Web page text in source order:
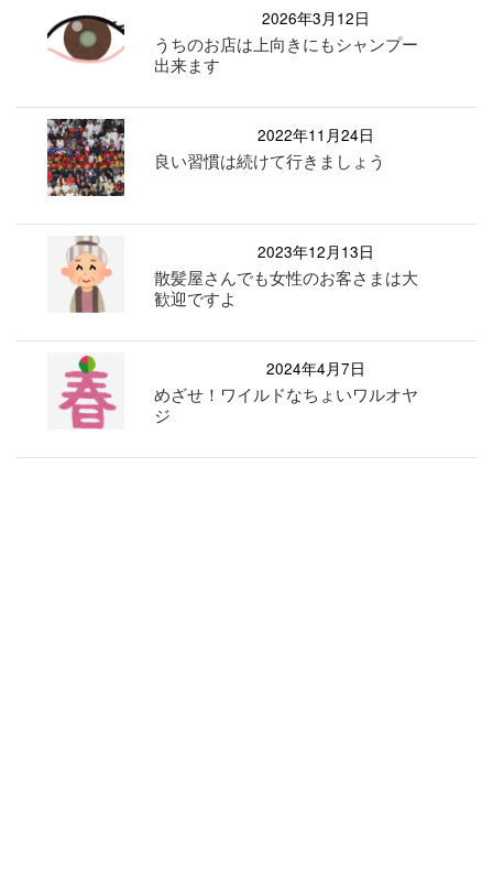
2026年3月12日
うちのお店は上向きにもシャンプー
出来ます
2022年11月24日
良い習慣は続けて行きましょう
2023年12月13日
散髪屋さんでも女性のお客さまは大
歓迎ですよ
2024年4月7日
めざせ！ワイルドなちょいワルオヤ
ジ